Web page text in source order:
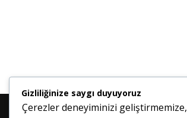
Gizliliğinize saygı duyuyoruz
Çerezler deneyiminizi geliştirmemize,